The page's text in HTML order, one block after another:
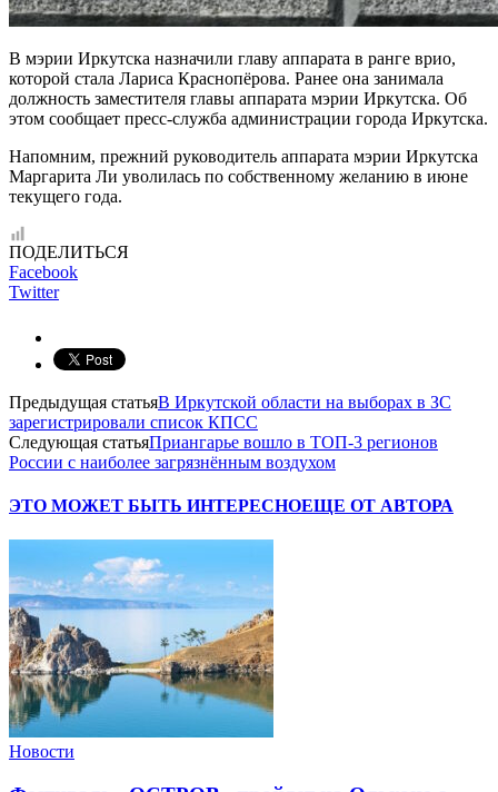
В мэрии Иркутска назначили главу аппарата в ранге врио,
которой стала Лариса Краснопёрова. Ранее она занимала
должность заместителя главы аппарата мэрии Иркутска. Об
этом сообщает пресс-служба администрации города Иркутска.
Напомним, прежний руководитель аппарата мэрии Иркутска
Маргарита Ли уволилась по собственному желанию в июне
текущего года.
ПОДЕЛИТЬСЯ
Facebook
Twitter
Предыдущая статьяВ Иркутской области на выборах в ЗС
зарегистрировали список КПСС
Следующая статьяПриангарье вошло в ТОП-3 регионов
России с наиболее загрязнённым воздухом
ЭТО МОЖЕТ БЫТЬ ИНТЕРЕСНОЕЩЕ ОТ АВТОРА
Новости